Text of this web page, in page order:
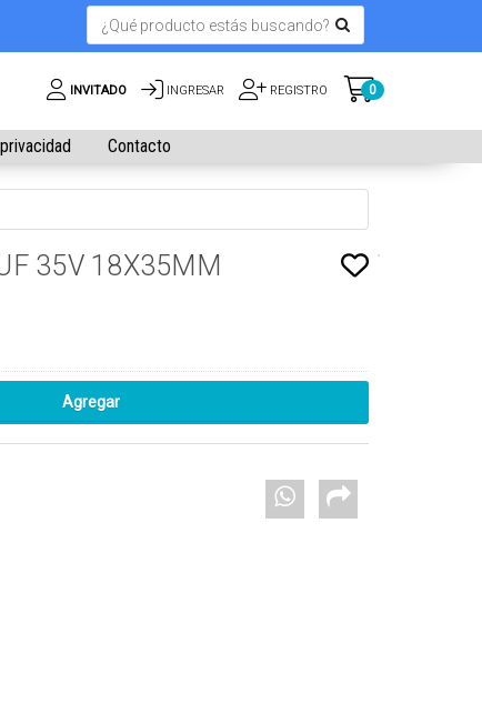
INVITADO INGRESAR REGISTRO 0
Contacto
35V 18X35MM